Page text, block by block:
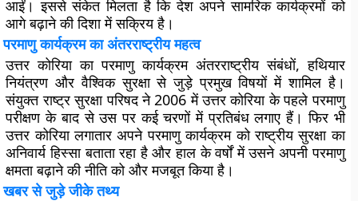
आईं। इससे संकेत मिलता है कि देश अपने सामरिक कार्यक्रमों को
आगे बढ़ाने की दिशा में सक्रिय है।
परमाणु कार्यक्रम का अंतरराष्ट्रीय महत्व
उत्तर कोरिया का परमाणु कार्यक्रम अंतरराष्ट्रीय संबंधों, हथियार
नियंत्रण और वैश्विक सुरक्षा से जुड़े प्रमुख विषयों में शामिल है।
संयुक्त राष्ट्र सुरक्षा परिषद ने 2006 में उत्तर कोरिया के पहले परमाणु
परीक्षण के बाद से उस पर कई चरणों में प्रतिबंध लगाए हैं। फिर भी
उत्तर कोरिया लगातार अपने परमाणु कार्यक्रम को राष्ट्रीय सुरक्षा का
अनिवार्य हिस्सा बताता रहा है और हाल के वर्षों में उसने अपनी परमाणु
क्षमता बढ़ाने की नीति को और मजबूत किया है।
खबर से जुड़े जीके तथ्य